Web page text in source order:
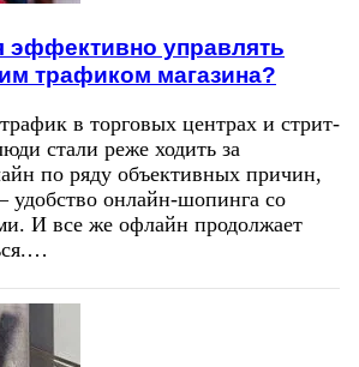
эффективно управлять
трафиком магазина?
в торговых центрах и стрит-
стали реже ходить за
по ряду объективных причин,
удобство онлайн-шопинга со
И все же офлайн продолжает